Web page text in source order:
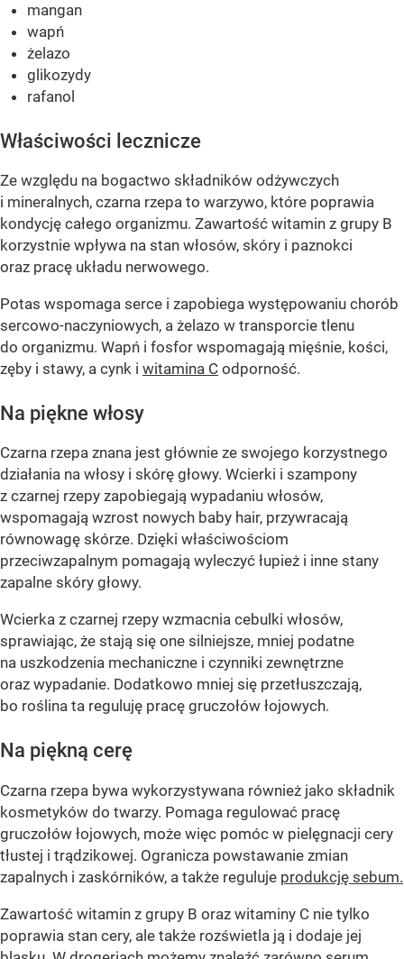
mangan
wapń
żelazo
glikozydy
rafanol
Właściwości lecznicze
Ze względu na bogactwo składników odżywczych
i mineralnych, czarna rzepa to warzywo, które poprawia
kondycję całego organizmu. Zawartość witamin z grupy B
korzystnie wpływa na stan włosów, skóry i paznokci
oraz pracę układu nerwowego.
Potas wspomaga serce i zapobiega występowaniu chorób
sercowo-naczyniowych, a żelazo w transporcie tlenu
do organizmu. Wapń i fosfor wspomagają mięśnie, kości,
zęby i stawy, a cynk i witamina C odporność.
Na piękne włosy
Czarna rzepa znana jest głównie ze swojego korzystnego
działania na włosy i skórę głowy. Wcierki i szampony
z czarnej rzepy zapobiegają wypadaniu włosów,
wspomagają wzrost nowych baby hair, przywracają
równowagę skórze. Dzięki właściwościom
przeciwzapalnym pomagają wyleczyć łupież i inne stany
zapalne skóry głowy.
Wcierka z czarnej rzepy wzmacnia cebulki włosów,
sprawiając, że stają się one silniejsze, mniej podatne
na uszkodzenia mechaniczne i czynniki zewnętrzne
oraz wypadanie. Dodatkowo mniej się przetłuszczają,
bo roślina ta reguluję pracę gruczołów łojowych.
Na piękną cerę
Czarna rzepa bywa wykorzystywana również jako składnik
kosmetyków do twarzy. Pomaga regulować pracę
gruczołów łojowych, może więc pomóc w pielęgnacji cery
tłustej i trądzikowej. Ogranicza powstawanie zmian
zapalnych i zaskórników, a także reguluje produkcję sebum.
Zawartość witamin z grupy B oraz witaminy C nie tylko
poprawia stan cery, ale także rozświetla ją i dodaje jej